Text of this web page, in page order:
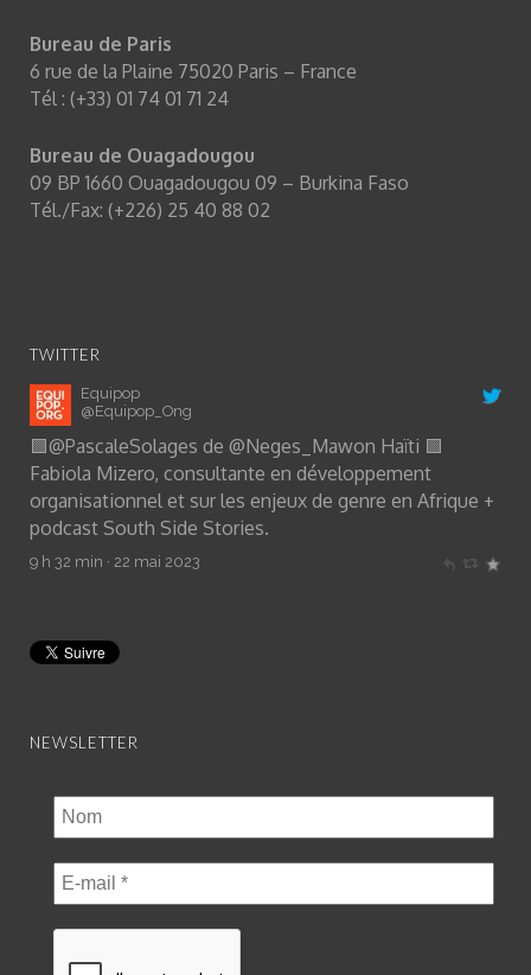
Bureau de Paris
6 rue de la Plaine 75020 Paris – France
Tél : (+33) 01 74 01 71 24
Bureau de Ouagadougou
09 BP 1660 Ouagadougou 09 – Burkina Faso
Tél./Fax: (+226) 25 40 88 02
TWITTER
Equipop
@Equipop_Ong
🟩@PascaleSolages de @Neges_Mawon Haïti 🟩
Fabiola Mizero, consultante en développement
organisationnel et sur les enjeux de genre en Afrique +
podcast South Side Stories.
9 h 32 min · 22 mai 2023
NEWSLETTER